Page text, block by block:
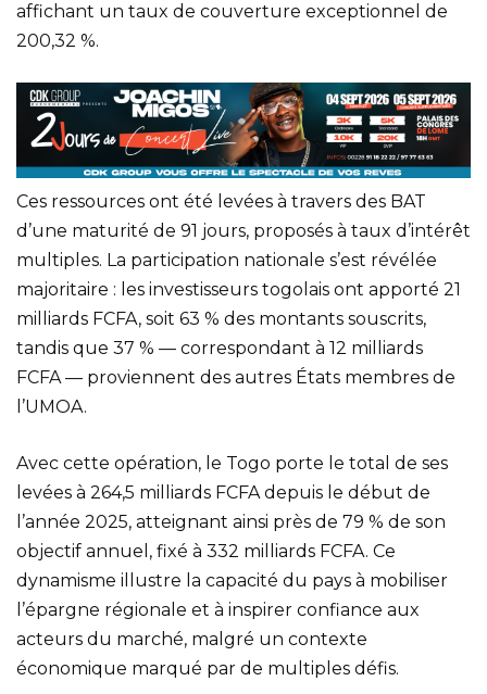
affichant un taux de couverture exceptionnel de
200,32 %.
Ces ressources ont été levées à travers des BAT
d’une maturité de 91 jours, proposés à taux d’intérêt
multiples. La participation nationale s’est révélée
majoritaire : les investisseurs togolais ont apporté 21
milliards FCFA, soit 63 % des montants souscrits,
tandis que 37 % — correspondant à 12 milliards
FCFA — proviennent des autres États membres de
l’UMOA.
Avec cette opération, le Togo porte le total de ses
levées à 264,5 milliards FCFA depuis le début de
l’année 2025, atteignant ainsi près de 79 % de son
objectif annuel, fixé à 332 milliards FCFA. Ce
dynamisme illustre la capacité du pays à mobiliser
l’épargne régionale et à inspirer confiance aux
acteurs du marché, malgré un contexte
économique marqué par de multiples défis.